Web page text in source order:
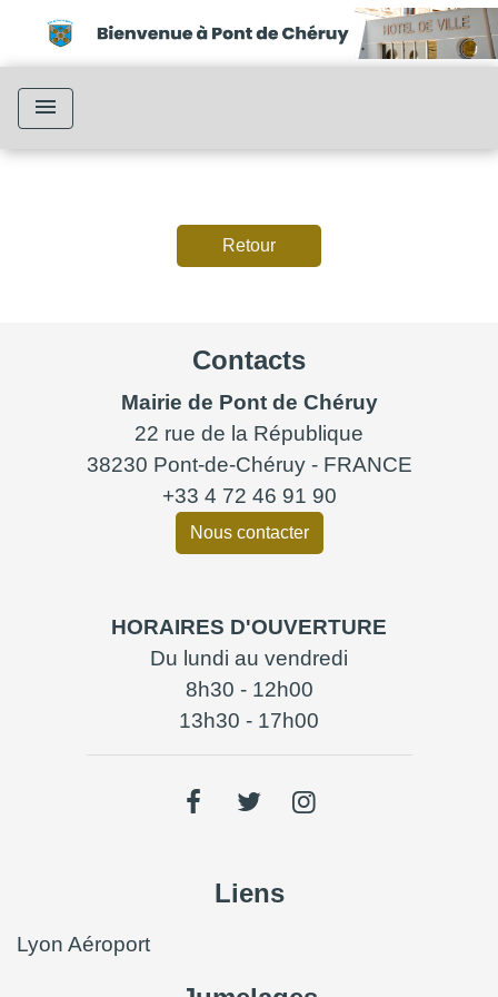
menu
Retour
Contacts
Mairie de Pont de Chéruy
22 rue de la République
38230 Pont-de-Chéruy - FRANCE
+33 4 72 46 91 90
Nous contacter
HORAIRES D'OUVERTURE
Du lundi au vendredi
8h30 - 12h00
13h30 - 17h00
Liens
Lyon Aéroport